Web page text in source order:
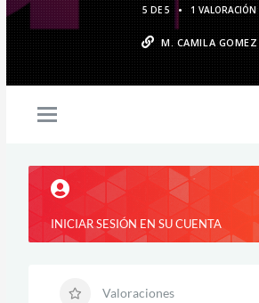
5 DE 5 • 1 VALORACIÓN
M. CAMILA GOMEZ
INICIAR SESIÓN EN SU CUENTA
Valoraciones